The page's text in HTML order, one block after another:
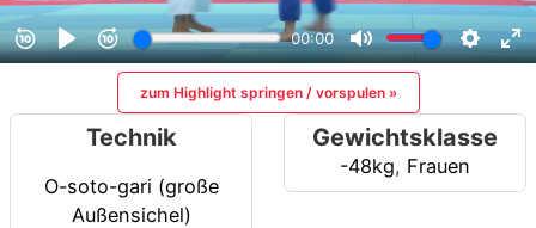
zum Highlight springen / vorspulen »
Technik
O-soto-gari (große
Außensichel)
Gewichtsklasse
-48kg, Frauen